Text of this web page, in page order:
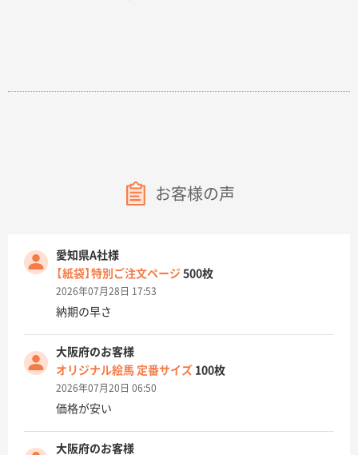
お客様の声
愛知県A社様
【紙袋】特別ご注文ページ 500枚
2026年07月28日 17:53
納期の早さ
大阪府のお客様
オリジナル絵馬 定番サイズ 100枚
2026年07月20日 06:50
価格が安い
大阪府のお客様